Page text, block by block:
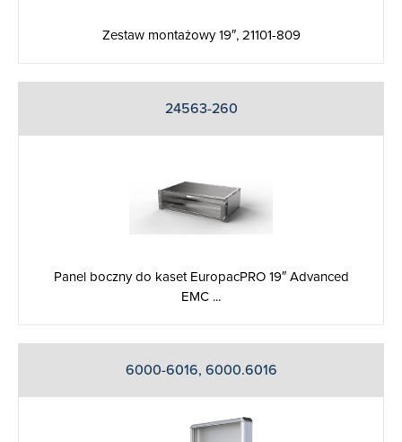
Zestaw montażowy 19″, 21101-809
24563-260
Panel boczny do kaset EuropacPRO 19″ Advanced
EMC ...
6000-6016, 6000.6016